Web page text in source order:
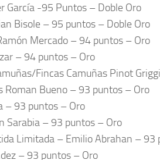
García -95 Puntos – Doble Oro
Bisole – 95 puntos – Doble Oro
Mercado – 94 puntos – Oro
– 94 puntos – Oro
Fincas Camuñas Pinot
Roman Bueno – 93 puntos – Oro
– 93 puntos – Oro
Sarabia – 93 puntos – Oro
Limitada – Emilio Abrahan – 93
– 93 puntos – Oro